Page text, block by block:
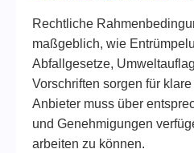
Rechtliche
maßgeblich, wie
Abfallgesetze,
Vorschriften sorgen für
Anbieter muss über
und Genehmigungen
arbeiten zu können.